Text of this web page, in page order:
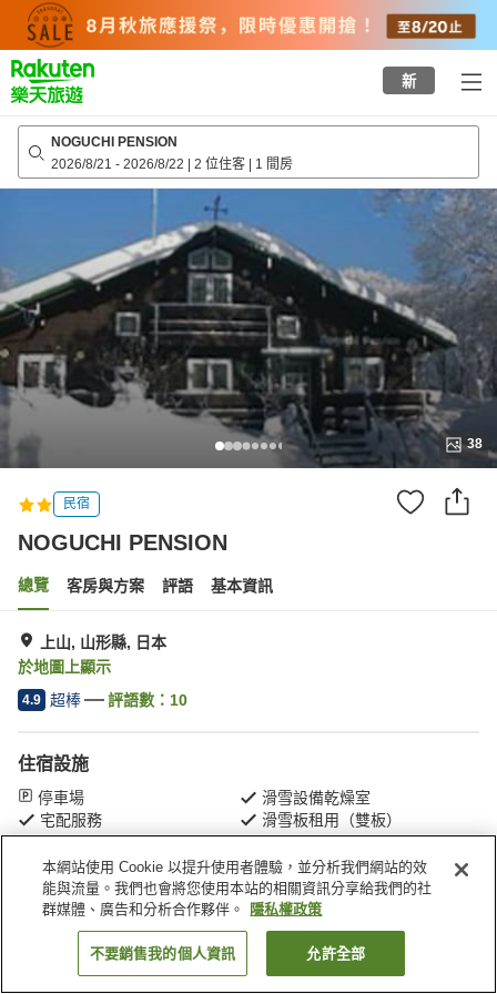
top
page
新
NOGUCHI PENSION
2026/8/21 - 2026/8/22 | 2 位住客 | 1 間房
38
民宿
NOGUCHI PENSION
總覽 客房與方案 評語 基本資訊
上山, 山形縣, 日本
於地圖上顯示
4.9 超棒 評語數： 10
住宿設施
停車場
滑雪設備乾燥室
宅配服務
滑雪板租用（雙板）
首頁 日本 山形縣 上山 NOGUCHI PENSION
找客房
本網站使用 Cookie 以提升使用者體驗，並分析我們網站的效
能與流量。我們也會將您使用本站的相關資訊分享給我們的社
群媒體、廣告和分析合作夥伴。
隱私權政策
不要銷售我的個人資訊 允許全部